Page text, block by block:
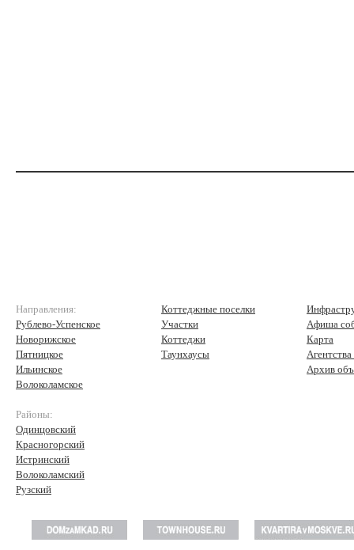
Направления:
Рублево-Успенское
Новорижское
Пятницкое
Ильинское
Волоколамское
Районы:
Одинцовский
Красногорский
Истринский
Волоколамский
Рузский
Коттеджные поселки
Участки
Коттеджи
Таунхаусы
Афиша
Карта
Архив